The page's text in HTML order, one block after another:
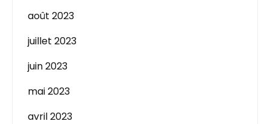
août 2023
juillet 2023
juin 2023
mai 2023
avril 2023